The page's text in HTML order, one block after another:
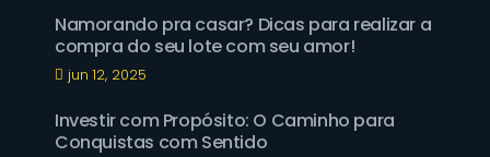
Namorando pra casar? Dicas para realizar a
compra do seu lote com seu amor!
jun 12, 2025
Investir com Propósito: O Caminho para
Conquistas com Sentido